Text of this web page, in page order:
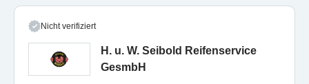
Nicht verifiziert
H. u. W. Seibold Reifenservice
GesmbH